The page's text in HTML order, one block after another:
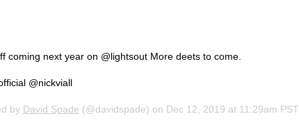
coming next year on @lightsout More deets to come.
@nickviall
by David Spade (@davidspade) on Dec 12, 2019 at 11:29am PST